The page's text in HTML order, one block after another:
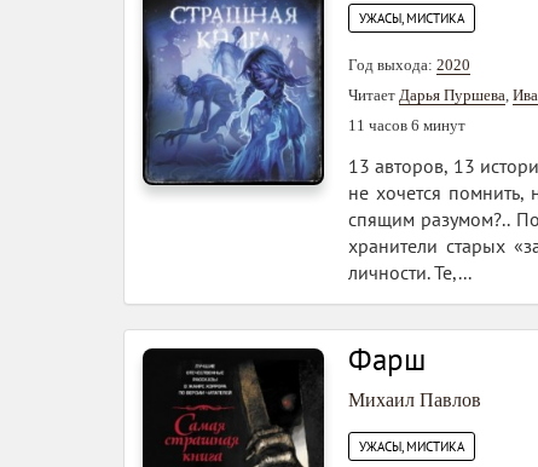
УЖАСЫ, МИСТИКА
Год выхода: 2020
Читает Дарья Пуршева,
11 часов 6 минут
13 авторов, 13
не хочется
спящим разумом?..
хранители старых
личности. Те,...
Фарш
Михаил Павлов
УЖАСЫ, МИСТИКА